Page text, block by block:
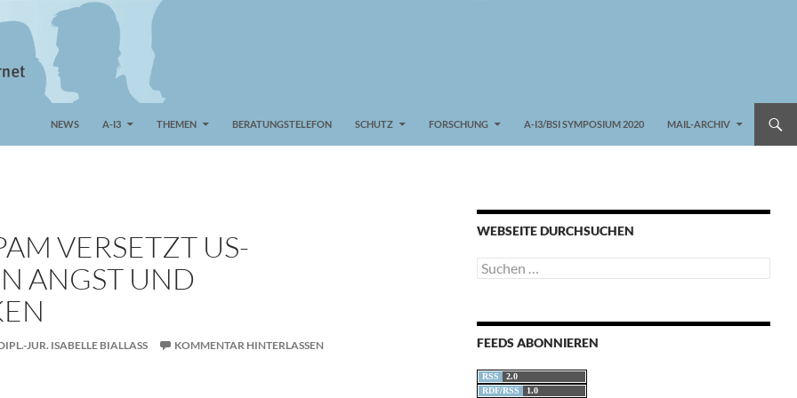
NEWS A-I3 THEMEN BERATUNGSTELEFON SCHUTZ FORSCHUNG A-I3/BSI SYMPOSIUM 2020 MAIL-ARCHIV
VERSETZT US-
ANGST UND
JUR. ISABELLE BIALLASS KOMMENTAR HINTERLASSEN
WEBSEITE DURCHSUCHEN
Suchen
nach:
FEEDS ABONNIEREN
RSS
2.0
RDF/RSS
1.0